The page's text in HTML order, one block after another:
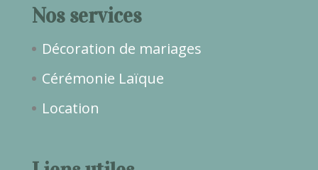
Nos services
Décoration de mariages
Cérémonie Laïque
Location